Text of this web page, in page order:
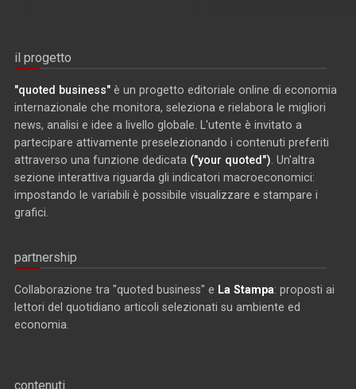
il progetto
"quoted business" è un progetto editoriale online di economia
internazionale che monitora, seleziona e rielabora le migliori
news, analisi e idee a livello globale. L'utente è invitato a
partecipare attivamente preselezionando i contenuti preferiti
attraverso una funzione dedicata ("your quoted"). Un'altra
sezione interattiva riguarda gli indicatori macroeconomici:
impostando le variabili è possibile visualizzare e stampare i
grafici.
partnership
Collaborazione tra "quoted business" e La Stampa: proposti ai
lettori del quotidiano articoli selezionati su ambiente ed
economia.
contenuti